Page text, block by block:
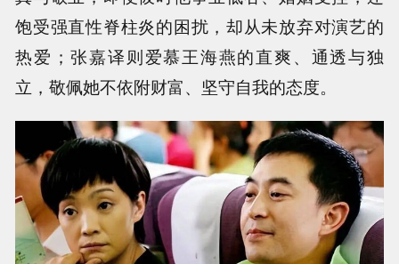
饱受强直性脊柱炎的困扰，却从未放弃对演艺的
热爱；张嘉译则爱慕王海燕的直爽、通透与独
立，敬佩她不依附财富、坚守自我的态度。